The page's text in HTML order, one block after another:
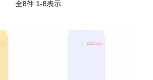
全8件 1-8表示